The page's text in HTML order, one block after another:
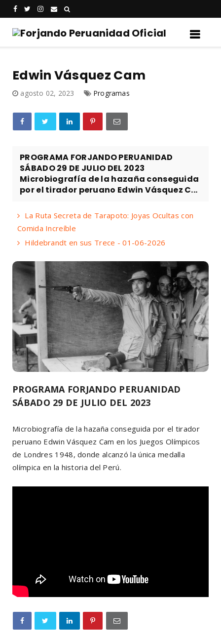
Edwin Vásquez Cam
agosto 02, 2023 Programas
PROGRAMA FORJANDO PERUANIDAD
SÁBADO 29 DE JULIO DEL 2023
Microbiografía de la hazaña conseguida
por el tirador peruano Edwin Vásquez C...
La Ruta Secreta de Tarapoto: Joyas Ocultas con
Comida Increíble
Hildebrandt en sus Trece - 01-06-2026
PROGRAMA FORJANDO PERUANIDAD
SÁBADO 29 DE JULIO DEL 2023
Microbiografía de la hazaña conseguida por el tirador
peruano Edwin Vásquez Cam en los Juegos Olímpicos
de Londres 1948, donde alcanzó la única medalla
olímpica en la historia del Perú.